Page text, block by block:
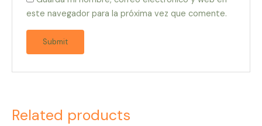
este navegador para la próxima vez que comente.
Related products